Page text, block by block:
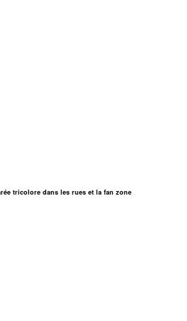
tricolore dans les rues et la fan zone